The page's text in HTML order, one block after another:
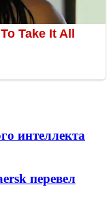
интеллекта
перевел